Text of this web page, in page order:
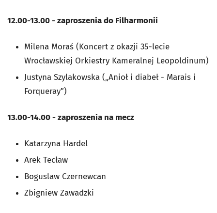
12.00-13.00 - zaproszenia do Filharmonii
Milena Moraś (Koncert z okazji 35-lecie
Wrocławskiej Orkiestry Kameralnej Leopoldinum)
Justyna Szylakowska („Anioł i diabeł - Marais i
Forqueray”)
13.00-14.00 - zaproszenia na mecz
Katarzyna Hardel
Arek Tecław
Boguslaw Czernewcan
Zbigniew Zawadzki